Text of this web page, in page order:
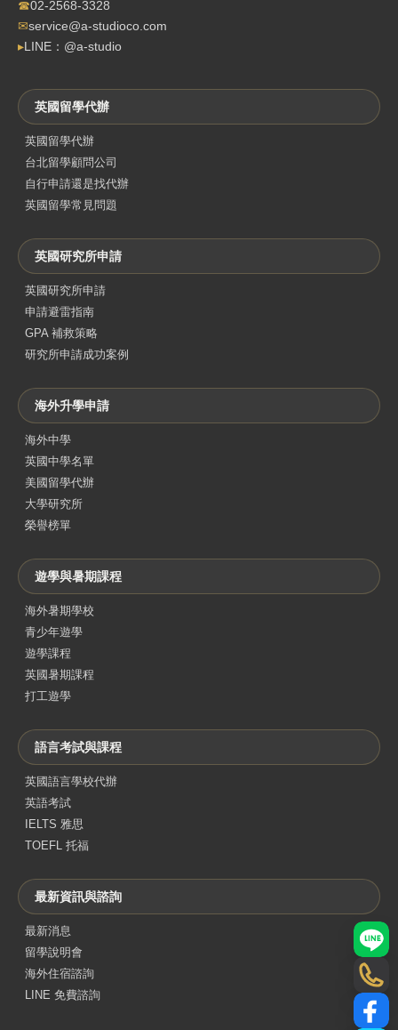
☎02-2568-3328
✉service@a-studioco.com
▸LINE：@a-studio
英國留學代辦
英國留學代辦
台北留學顧問公司
自行申請還是找代辦
英國留學常見問題
英國研究所申請
英國研究所申請
申請避雷指南
GPA 補救策略
研究所申請成功案例
海外升學申請
海外中學
英國中學名單
美國留學代辦
大學研究所
榮譽榜單
遊學與暑期課程
海外暑期學校
青少年遊學
遊學課程
英國暑期課程
打工遊學
語言考試與課程
英國語言學校代辦
英語考試
IELTS 雅思
TOEFL 托福
最新資訊與諮詢
最新消息
留學說明會
海外住宿諮詢
LINE 免費諮詢
LINE
電話